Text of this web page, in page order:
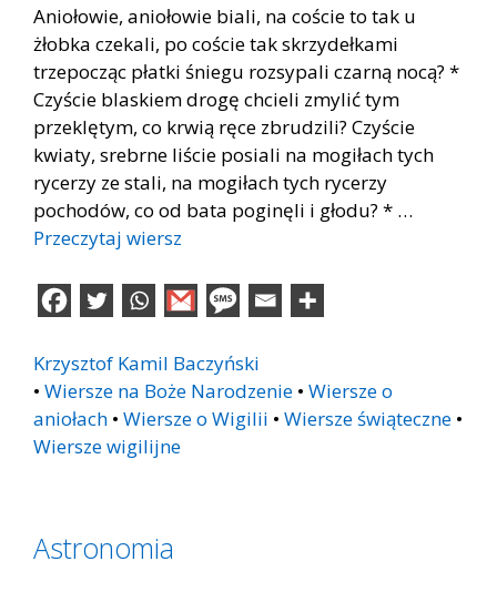
Aniołowie, aniołowie biali, na coście to tak u
żłobka czekali, po coście tak skrzydełkami
trzepocząc płatki śniegu rozsypali czarną nocą? *
Czyście blaskiem drogę chcieli zmylić tym
przeklętym, co krwią ręce zbrudzili? Czyście
kwiaty, srebrne liście posiali na mogiłach tych
rycerzy ze stali, na mogiłach tych rycerzy
pochodów, co od bata poginęli i głodu? * …
Przeczytaj wiersz
Krzysztof Kamil Baczyński
• Wiersze na Boże Narodzenie • Wiersze o
aniołach • Wiersze o Wigilii • Wiersze świąteczne •
Wiersze wigilijne
Astronomia